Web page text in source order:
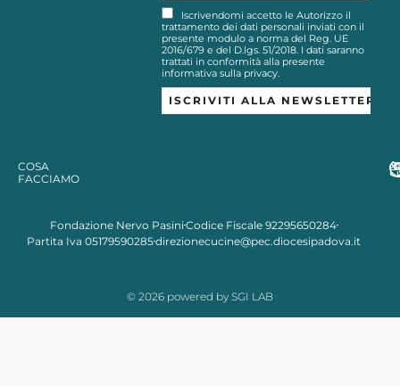
Iscrivendomi accetto le Autorizzo il
trattamento dei dati personali inviati con il
presente modulo a norma del Reg. UE
2016/679 e del D.lgs. 51/2018. I dati saranno
trattati in conformità alla presente
informativa sulla privacy.
COSA
FACCIAMO
Fondazione Nervo PasiniCodice Fiscale 92295650284
Partita Iva 05179590285direzionecucine@pec.diocesipadova.it
© 2026 powered by SGI LAB